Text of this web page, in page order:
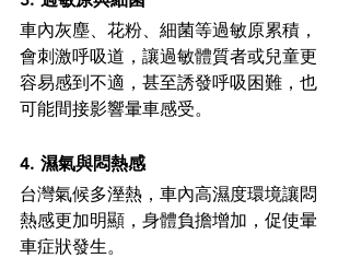
車內灰塵、花粉、細菌等過敏原累積，
會刺激呼吸道，讓過敏體質者或兒童更
容易感到不適，甚至誘發呼吸困難，也
可能間接影響暈車感受。
4. 濕氣與悶熱感
台灣氣候多溼熱，車內高濕度環境讓悶
熱感更加明顯，身體負擔增加，促使暈
車症狀發生。